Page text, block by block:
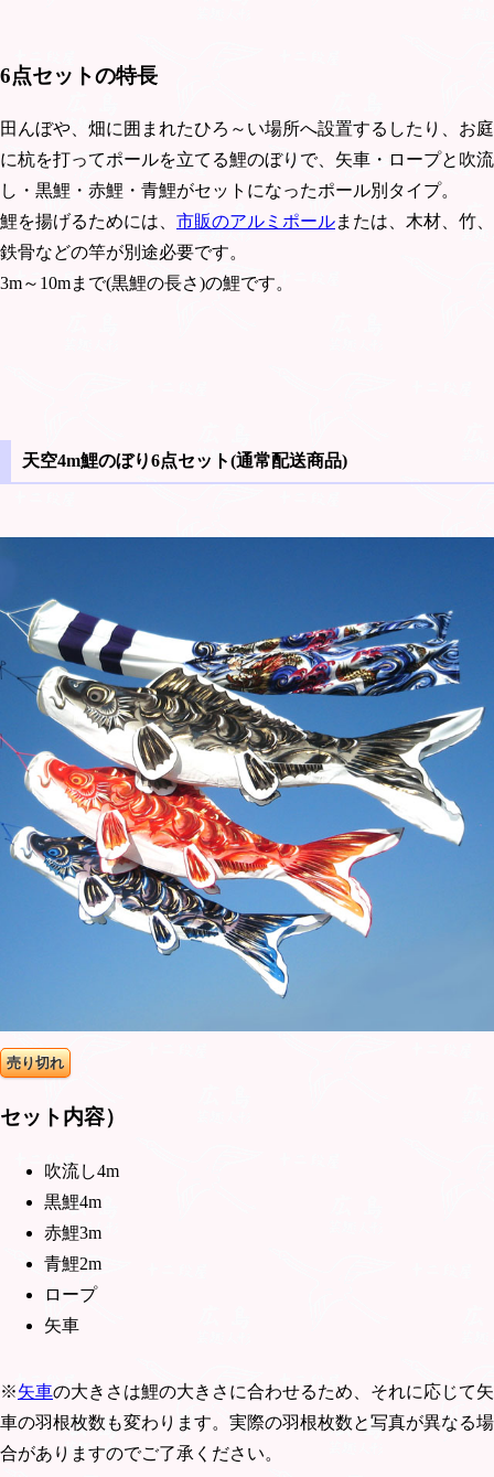
6点セットの特長
田んぼや、畑に囲まれたひろ～い場所へ設置するしたり、お庭
に杭を打ってポールを立てる鯉のぼりで、矢車・ロープと吹流
し・黒鯉・赤鯉・青鯉がセットになったポール別タイプ。
鯉を揚げるためには、 市販のアルミポールまたは、木材、竹、
鉄骨などの竿が別途必要です。
3m～10mまで(黒鯉の長さ)の鯉です。
天空4m鯉のぼり6点セット(通常配送商品)
売り切れ
セット内容）
吹流し4m
黒鯉4m
赤鯉3m
青鯉2m
ロープ
矢車
※矢車の大きさは鯉の大きさに合わせるため、それに応じて矢
車の羽根枚数も変わります。実際の羽根枚数と写真が異なる場
合がありますのでご了承ください。